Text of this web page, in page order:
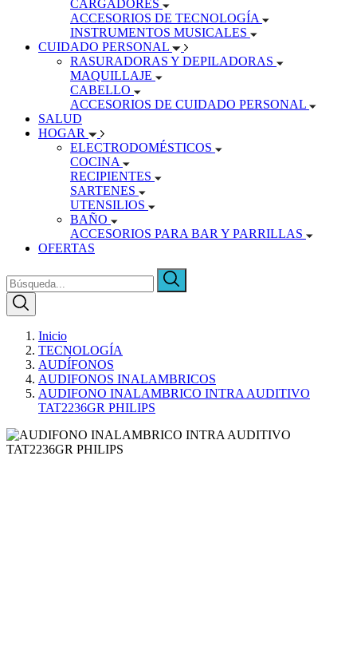
CARGADORES
ACCESORIOS DE TECNOLOGÍA
INSTRUMENTOS MUSICALES
CUIDADO PERSONAL
RASURADORAS Y DEPILADORAS
MAQUILLAJE
CABELLO
ACCESORIOS DE CUIDADO PERSONAL
SALUD
HOGAR
ELECTRODOMÉSTICOS
COCINA
RECIPIENTES
SARTENES
UTENSILIOS
BAÑO
ACCESORIOS PARA BAR Y PARRILLAS
OFERTAS
Inicio
TECNOLOGÍA
AUDÍFONOS
AUDIFONOS INALAMBRICOS
AUDIFONO INALAMBRICO INTRA AUDITIVO
TAT2236GR PHILIPS